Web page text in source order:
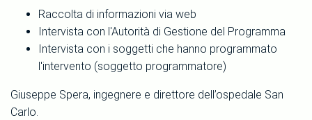
Raccolta di informazioni via web
Intervista con l'Autorità di Gestione del Programma
Intervista con i soggetti che hanno programmato
l'intervento (soggetto programmatore)
Giuseppe Spera, ingegnere e direttore dell’ospedale San
Carlo.